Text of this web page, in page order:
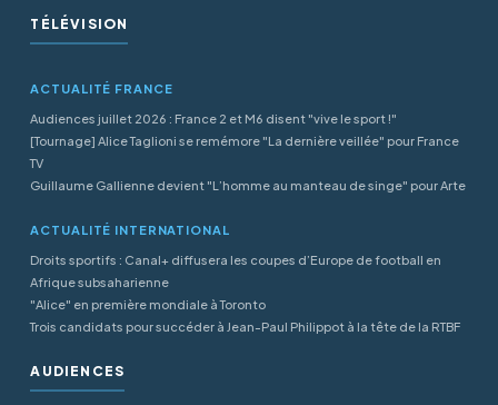
TÉLÉVISION
ACTUALITÉ FRANCE
Audiences juillet 2026 : France 2 et M6 disent "vive le sport !"
[Tournage] Alice Taglioni se remémore "La dernière veillée" pour France
TV
Guillaume Gallienne devient "L’homme au manteau de singe" pour Arte
ACTUALITÉ INTERNATIONAL
Droits sportifs : Canal+ diffusera les coupes d’Europe de football en
Afrique subsaharienne
"Alice" en première mondiale à Toronto
Trois candidats pour succéder à Jean-Paul Philippot à la tête de la RTBF
AUDIENCES